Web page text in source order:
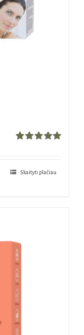
Skaityti plačiau